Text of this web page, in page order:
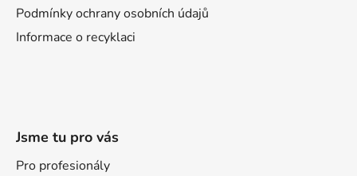
Podmínky ochrany osobních údajů
Informace o recyklaci
Jsme tu pro vás
Pro profesionály